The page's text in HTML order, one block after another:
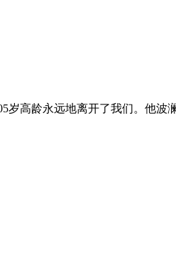
岁高龄永远地离开了我们。他波